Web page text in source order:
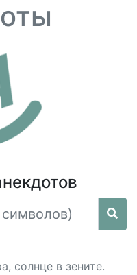
солнце в зените.